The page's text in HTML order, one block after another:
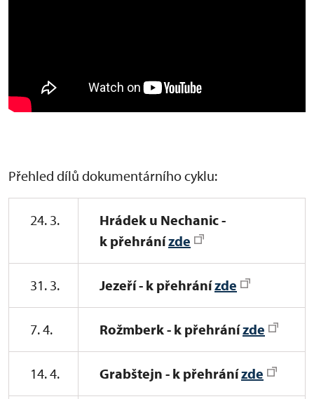
Přehled dílů dokumentárního cyklu:
24. 3.
Hrádek u Nechanic -
k přehránízde
31. 3. Jezeří - k přehránízde
7. 4. Rožmberk - k přehránízde
14. 4. Grabštejn - k přehránízde